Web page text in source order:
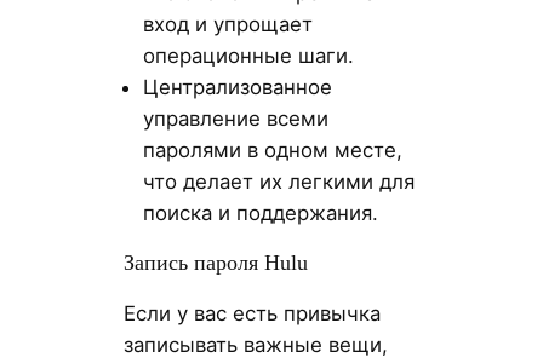
вход и упрощает
операционные шаги.
Централизованное
управление всеми
паролями в одном месте,
что делает их легкими для
поиска и поддержания.
Запись пароля Hulu
Если у вас есть привычка
записывать важные вещи,